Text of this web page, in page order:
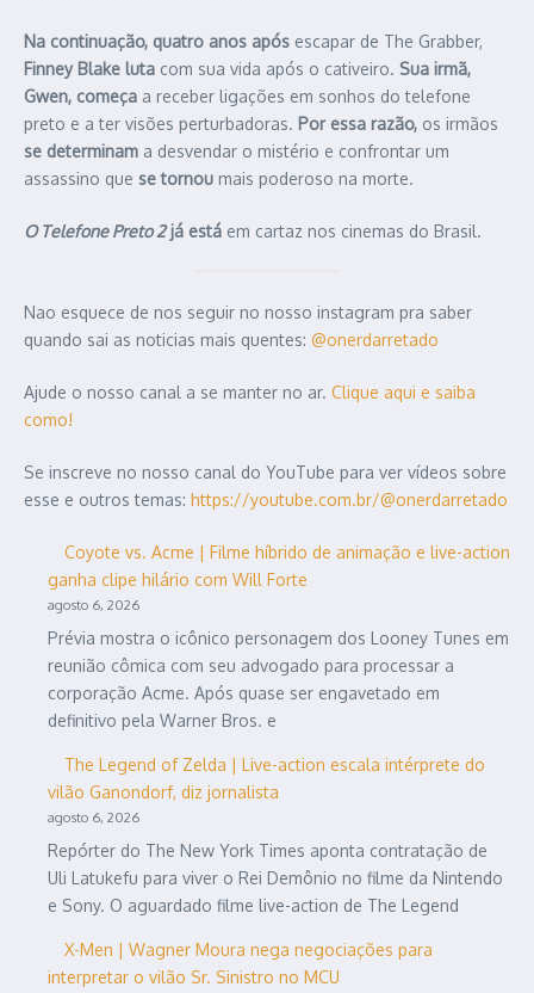
Na continuação, quatro anos após escapar de The Grabber,
Finney Blake luta com sua vida após o cativeiro. Sua irmã,
Gwen, começa a receber ligações em sonhos do telefone
preto e a ter visões perturbadoras. Por essa razão, os irmãos
se determinam a desvendar o mistério e confrontar um
assassino que se tornou mais poderoso na morte.
O Telefone Preto 2 já está em cartaz nos cinemas do Brasil.
Nao esquece de nos seguir no nosso instagram pra saber
quando sai as noticias mais quentes: @onerdarretado
Ajude o nosso canal a se manter no ar. Clique aqui e saiba
como!
Se inscreve no nosso canal do YouTube para ver vídeos sobre
esse e outros temas: https://youtube.com.br/@onerdarretado
Coyote vs. Acme | Filme híbrido de animação e live-action
ganha clipe hilário com Will Forte
agosto 6, 2026
Prévia mostra o icônico personagem dos Looney Tunes em
reunião cômica com seu advogado para processar a
corporação Acme. Após quase ser engavetado em
definitivo pela Warner Bros. e
The Legend of Zelda | Live-action escala intérprete do
vilão Ganondorf, diz jornalista
agosto 6, 2026
Repórter do The New York Times aponta contratação de
Uli Latukefu para viver o Rei Demônio no filme da Nintendo
e Sony. O aguardado filme live-action de The Legend
X-Men | Wagner Moura nega negociações para
interpretar o vilão Sr. Sinistro no MCU